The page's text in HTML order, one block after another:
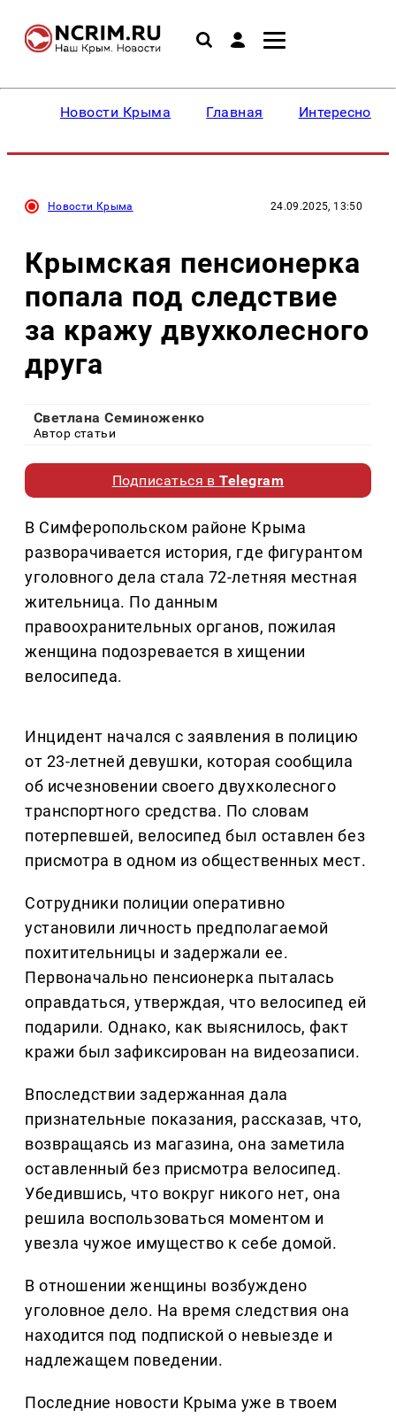
Новости Крыма Главная Интересное
Новости Крыма 24.09.2025, 13:50
Крымская пенсионерка
попала под следствие
за кражу двухколесного
друга
Светлана Семиноженко
Автор статьи
Подписаться вTelegram
В Симферопольском районе Крыма
разворачивается история, где фигурантом
уголовного дела стала 72-летняя местная
жительница. По данным
правоохранительных органов, пожилая
женщина подозревается в хищении
велосипеда.
Инцидент начался с заявления в полицию
от 23-летней девушки, которая сообщила
об исчезновении своего двухколесного
транспортного средства. По словам
потерпевшей, велосипед был оставлен без
присмотра в одном из общественных мест.
Сотрудники полиции оперативно
установили личность предполагаемой
похитительницы и задержали ее.
Первоначально пенсионерка пыталась
оправдаться, утверждая, что велосипед ей
подарили. Однако, как выяснилось, факт
кражи был зафиксирован на видеозаписи.
Впоследствии задержанная дала
признательные показания, рассказав, что,
возвращаясь из магазина, она заметила
оставленный без присмотра велосипед.
Убедившись, что вокруг никого нет, она
решила воспользоваться моментом и
увезла чужое имущество к себе домой.
В отношении женщины возбуждено
уголовное дело. На время следствия она
находится под подпиской о невыезде и
надлежащем поведении.
Последние новости Крыма уже в твоем